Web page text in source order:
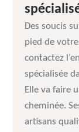
Des soucis
pied de
contactez
spécialisée
Elle va faire
cheminée.
artisans